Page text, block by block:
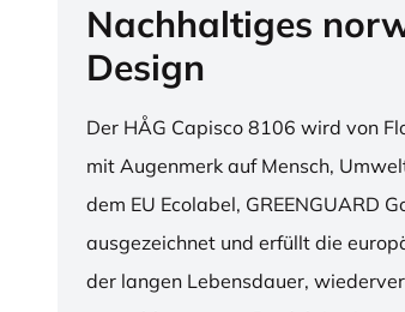
Nachhaltiges
Design
Der HÅG Capisco 8106 wird von
mit Augenmerk auf Mensch,
dem EU Ecolabel, GREENGUARD
ausgezeichnet und erfüllt die
der langen Lebensdauer,